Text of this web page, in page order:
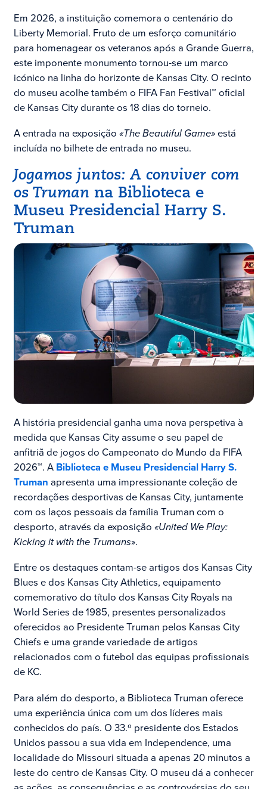
Em 2026, a instituição comemora o centenário do
Liberty Memorial. Fruto de um esforço comunitário
para homenagear os veteranos após a Grande Guerra,
este imponente monumento tornou-se um marco
icónico na linha do horizonte de Kansas City. O recinto
do museu acolhe também o FIFA Fan Festival™ oficial
de Kansas City durante os 18 dias do torneio.
A entrada na exposição «The Beautiful Game»está
incluída no bilhete de entrada no museu.
Jogamos juntos: A conviver com
os Truman na Biblioteca e
Museu Presidencial Harry S.
Truman
A história presidencial ganha uma nova perspetiva à
medida que Kansas City assume o seu papel de
anfitriã de jogos do Campeonato do Mundo da FIFA
2026™. A Biblioteca e Museu Presidencial Harry S.
Truman apresenta uma impressionante coleção de
recordações desportivas de Kansas City, juntamente
com os laços pessoais da família Truman com o
desporto, através da exposição «United We Play:
Kicking it with the Trumans».
Entre os destaques contam-se artigos dos Kansas City
Blues e dos Kansas City Athletics, equipamento
comemorativo do título dos Kansas City Royals na
World Series de 1985, presentes personalizados
oferecidos ao Presidente Truman pelos Kansas City
Chiefs e uma grande variedade de artigos
relacionados com o futebol das equipas profissionais
de KC.
Para além do desporto, a Biblioteca Truman oferece
uma experiência única com um dos líderes mais
conhecidos do país. O 33.º presidente dos Estados
Unidos passou a sua vida em Independence, uma
localidade do Missouri situada a apenas 20 minutos a
leste do centro de Kansas City. O museu dá a conhecer